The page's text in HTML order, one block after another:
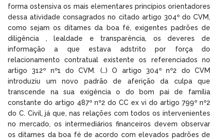
forma ostensiva os mais elementares princípios orientadores
dessa atividade consagrados no citado artigo 304º do CVM,
como sejam os ditames da boa fé, exigentes padrões de
diligência , lealdade e transparência, os deveres de
informação a que estava adstrito por força do
relacionamento contratual existente os referenciados no
artigo 312º nº1 do CVM. (…) O artigo 304º nº2 do CVM
introduziu um novo padrão de aferição da culpa que
transcende na sua exigência o do bom pai de família
constante do artigo 487º nº2 do CC ex vi do artigo 799º nº2
do C. Civil, já que, nas relações com todos os intervenientes
no mercado, os intermediários financeiros devem observar
os ditames da boa fé de acordo com elevados padrões de